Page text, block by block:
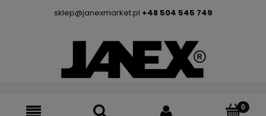
sklep@janexmarket.pl +48 504 545 749